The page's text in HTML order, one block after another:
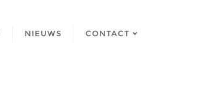
NIEUWS CONTACT